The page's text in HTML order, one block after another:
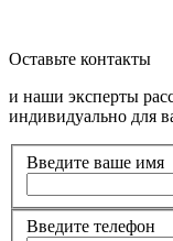
Оставьте контакты
и наши эксперты
индивидуально для
Введите ваше имя
Введите телефон